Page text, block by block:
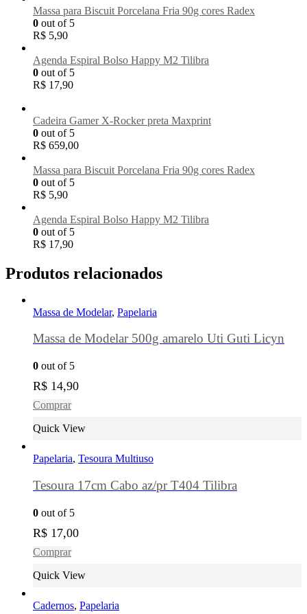
Massa para Biscuit Porcelana Fria 90g cores Radex
0 out of 5
R$ 5,90
Agenda Espiral Bolso Happy M2 Tilibra
0 out of 5
R$ 17,90
Cadeira Gamer X-Rocker preta Maxprint
0 out of 5
R$ 659,00
Massa para Biscuit Porcelana Fria 90g cores Radex
0 out of 5
R$ 5,90
Agenda Espiral Bolso Happy M2 Tilibra
0 out of 5
R$ 17,90
Produtos relacionados
Massa de Modelar, Papelaria
Massa de Modelar 500g amarelo Uti Guti Licyn
0 out of 5
R$ 14,90
Comprar
Quick View
Papelaria, Tesoura Multiuso
Tesoura 17cm Cabo az/pr T404 Tilibra
0 out of 5
R$ 17,00
Comprar
Quick View
Cadernos, Papelaria